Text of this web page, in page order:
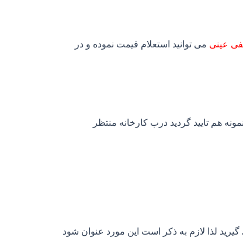
عینی می توانید استعلام قیمت نموده و در
هم تایید گردید درب کارخانه منتظر
لذا لازم به ذکر است این مورد عنوان شود